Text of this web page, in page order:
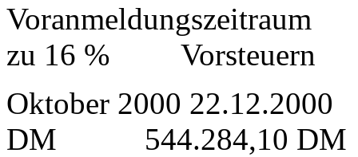
zu 16 % Vorsteuern
Oktober 2000
DM 544.284,10 DM